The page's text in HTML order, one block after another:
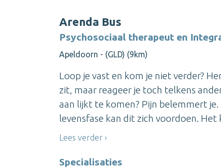
Arenda Bus
Psychosociaal therapeut en
Apeldoorn - (GLD) (9km)
Loop je vast en kom je niet verder?
zit, maar reageer je toch telkens
aan lijkt te komen? Pijn belemmert
levensfase kan dit zich voordoen. Het
Lees verder
Specialisaties